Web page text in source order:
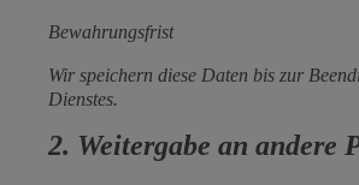
Bewahrungsfrist
Wir speichern diese Daten bis zur
Dienstes.
2. Weitergabe an andere